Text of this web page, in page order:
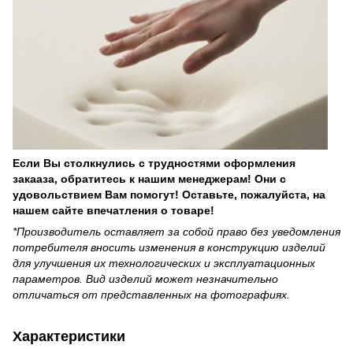
Если Вы столкнулись с трудностями оформления
закааза, обратитесь к нашим менеджерам! Они с
удовольствием Вам помогут! Оставьте, пожалуйста, на
нашем сайте впечатления о товаре!
*Производитель оставляет за собой право без уведомления
потребителя вносить изменения в конструкцию изделий
для улучшения их технологических и эксплуатационных
параметров. Вид изделий может незначительно
отличаться от представленных на фотографиях.
Характеристики